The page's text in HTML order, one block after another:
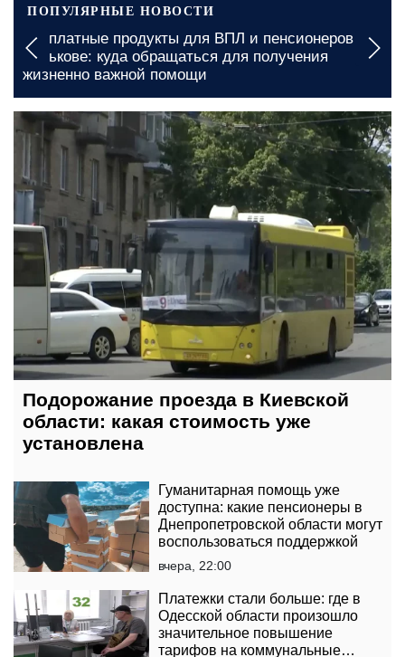
ПОПУЛЯРНЫЕ НОВОСТИ
Графики отключения света в Винницкой области
на 6 августа: украинцев предупредили, где будут
длительные ограничения
вчера, 23:00
Подорожание проезда в Киевской
области: какая стоимость уже
установлена
Гуманитарная помощь уже
доступна: какие пенсионеры в
Днепропетровской области могут
воспользоваться поддержкой
вчера, 22:00
Платежки стали больше: где в
Одесской области произошло
значительное повышение
тарифов на коммунальные